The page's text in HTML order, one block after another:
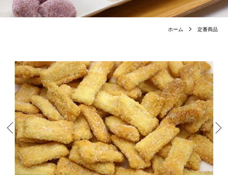
ホーム 定番商品